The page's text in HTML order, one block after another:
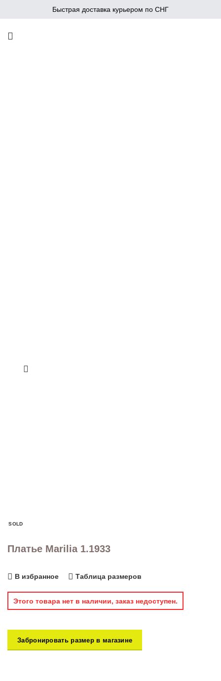
Быстрая доставка курьером по СНГ
SOLD
Платье Marilia 1.1933
В избранное Таблица размеров
Этого товара нет в наличии, заказ недоступен.
Забронировать размер в магазине